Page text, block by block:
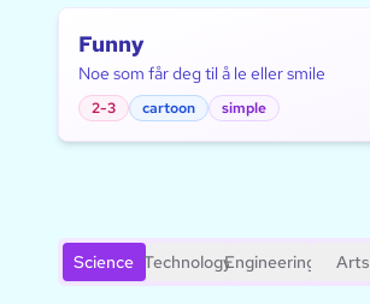
Funny
Noe som får deg til å le eller smile
2-3 cartoon simple
Science TechnologyEngineering Arts